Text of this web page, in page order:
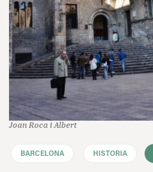
Joan Roca i Albert
BARCELONA HISTORIA